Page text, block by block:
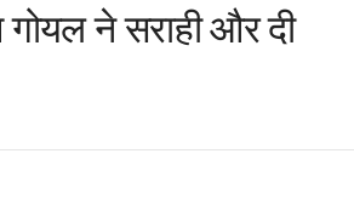
ने सराही और दी